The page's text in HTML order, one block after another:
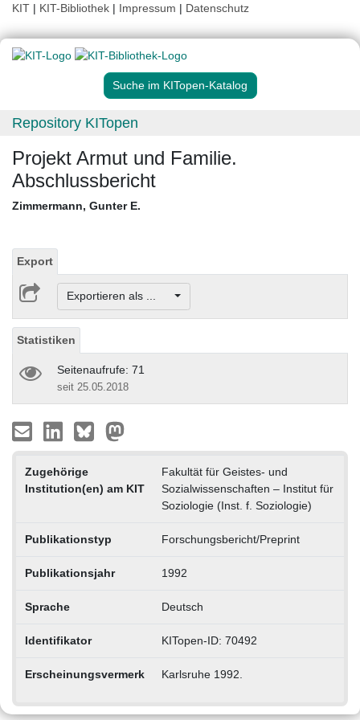
KIT | KIT-Bibliothek | Impressum | Datenschutz
Suche im KITopen-Katalog
Repository KITopen
Projekt Armut und Familie.
Abschlussbericht
Zimmermann, Gunter E.
Export
Exportieren als ...
Statistiken
Seitenaufrufe: 71
seit 25.05.2018
Zugehörige
Institution(en) am KIT
Fakultät für Geistes- und
Sozialwissenschaften – Institut für
Soziologie (Inst. f. Soziologie)
Publikationstyp Forschungsbericht/Preprint
Publikationsjahr 1992
Sprache Deutsch
Identifikator KITopen-ID: 70492
Erscheinungsvermerk Karlsruhe 1992.